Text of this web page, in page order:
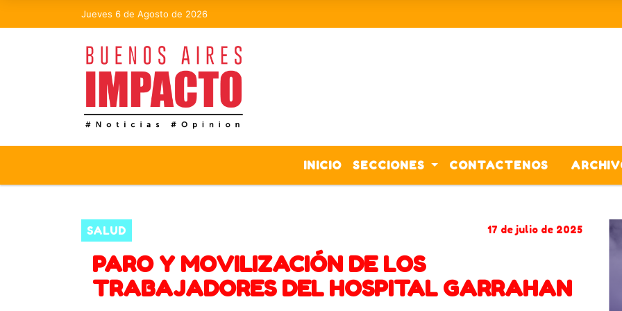
Jueves 6 de Agosto de 2026
INICIO SECCIONES CONTACTENOS
SALUD 17 de julio de 2025
PARO Y MOVILIZACIÓN DE LOS
TRABAJADORES DEL HOSPITAL GARRAHAN